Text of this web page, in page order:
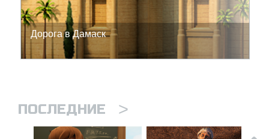
Дорога в Дамаск
ПОСЛЕДНИЕ >